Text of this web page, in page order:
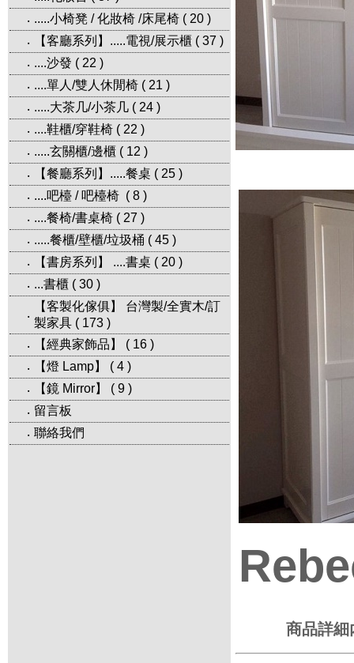
‧ .....小椅凳 / 化妝椅 /床尾椅 ( 20 )
‧
【客廳系列】.....電視/展示櫃 ( 37 )
‧ ....沙發 ( 22 )
‧ ....單人/雙人休閒椅 ( 21 )
‧ .....大茶几/小茶几 ( 24 )
‧ ....鞋櫃/穿鞋椅 ( 22 )
‧ .....玄關櫃/邊櫃 ( 12 )
‧
【餐廳系列】.....餐桌 ( 25 )
‧ ....吧檯 / 吧檯椅 ( 8 )
‧ ....餐椅/書桌椅 ( 27 )
‧ .....餐櫃/壁櫃/垃圾桶 ( 45 )
‧
【書房系列】 ....書桌 ( 20 )
‧ ...書櫃 ( 30 )
‧
【客製化傢俱】 台灣製/全實木/訂
製家具 ( 173 )
‧
【經典家飾品】 ( 16 )
‧
【燈 Lamp】 ( 4 )
‧
【鏡 Mirror】 ( 9 )
‧ 留言板
‧ 聯絡我們
商品詳細